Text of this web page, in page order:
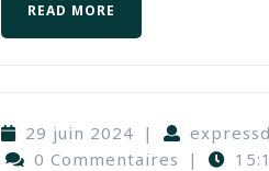
READ MORE
29 juin 2024 |
0 Commentaires
|